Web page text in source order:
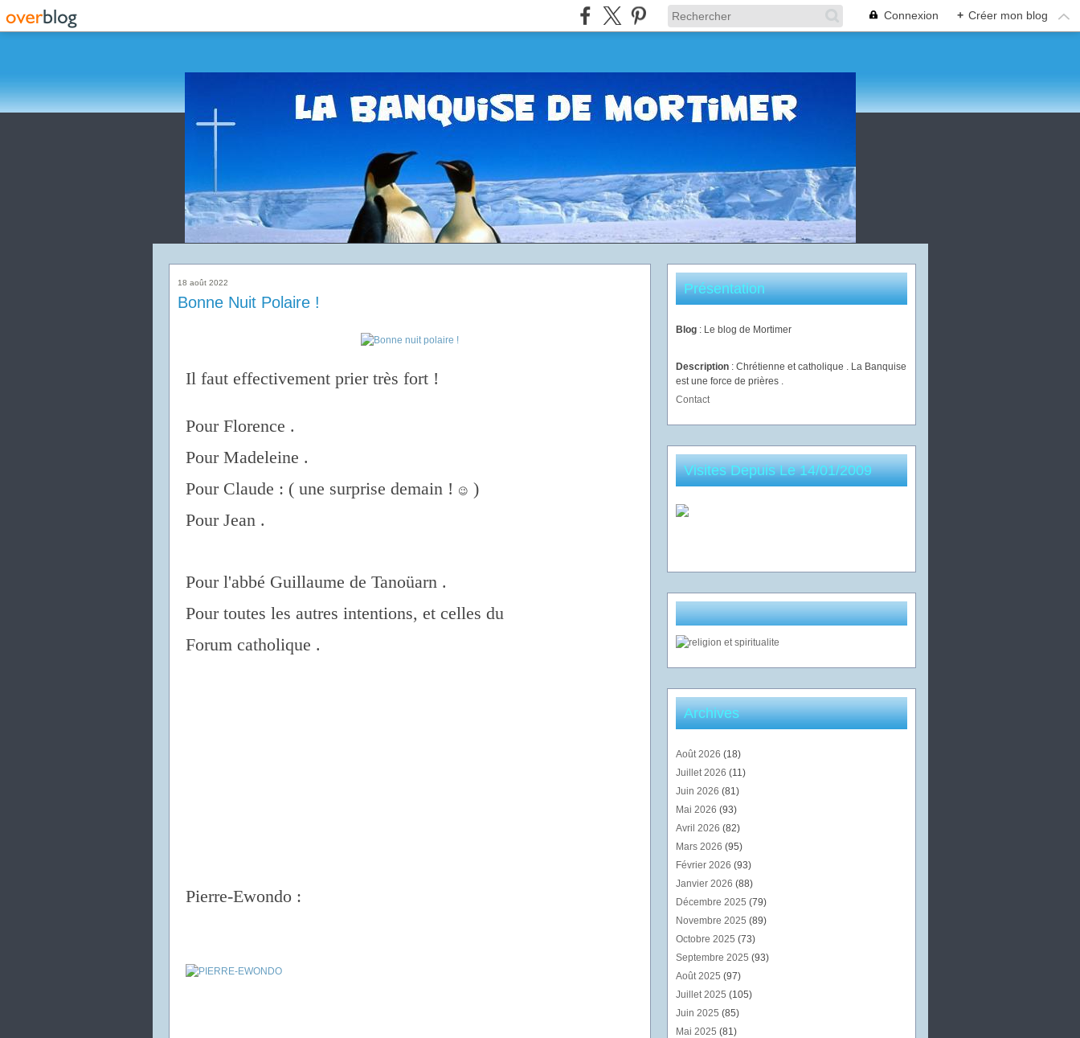
Connexion + Créer mon blog
18 août 2022
Bonne Nuit Polaire !
Il faut effectivement prier très fort !
Pour Florence .
Pour Madeleine .
Pour Claude : ( une surprise demain !
😉 )
Pour Jean .
Pour l'abbé Guillaume de Tanoüarn .
Pour toutes les autres intentions, et celles du
Forum catholique .
Pierre-Ewondo :
Présentation
Blog : Le blog de Mortimer
Description : Chrétienne et catholique . La Banquise
est une force de prières .
Contact
Visites Depuis Le 14/01/2009
Archives
Août 2026 (18)
Juillet 2026 (11)
Juin 2026 (81)
Mai 2026 (93)
Avril 2026 (82)
Mars 2026 (95)
Février 2026 (93)
Janvier 2026 (88)
Décembre 2025 (79)
Novembre 2025 (89)
Octobre 2025 (73)
Septembre 2025 (93)
Août 2025 (97)
Juillet 2025 (105)
Juin 2025 (85)
Mai 2025 (81)